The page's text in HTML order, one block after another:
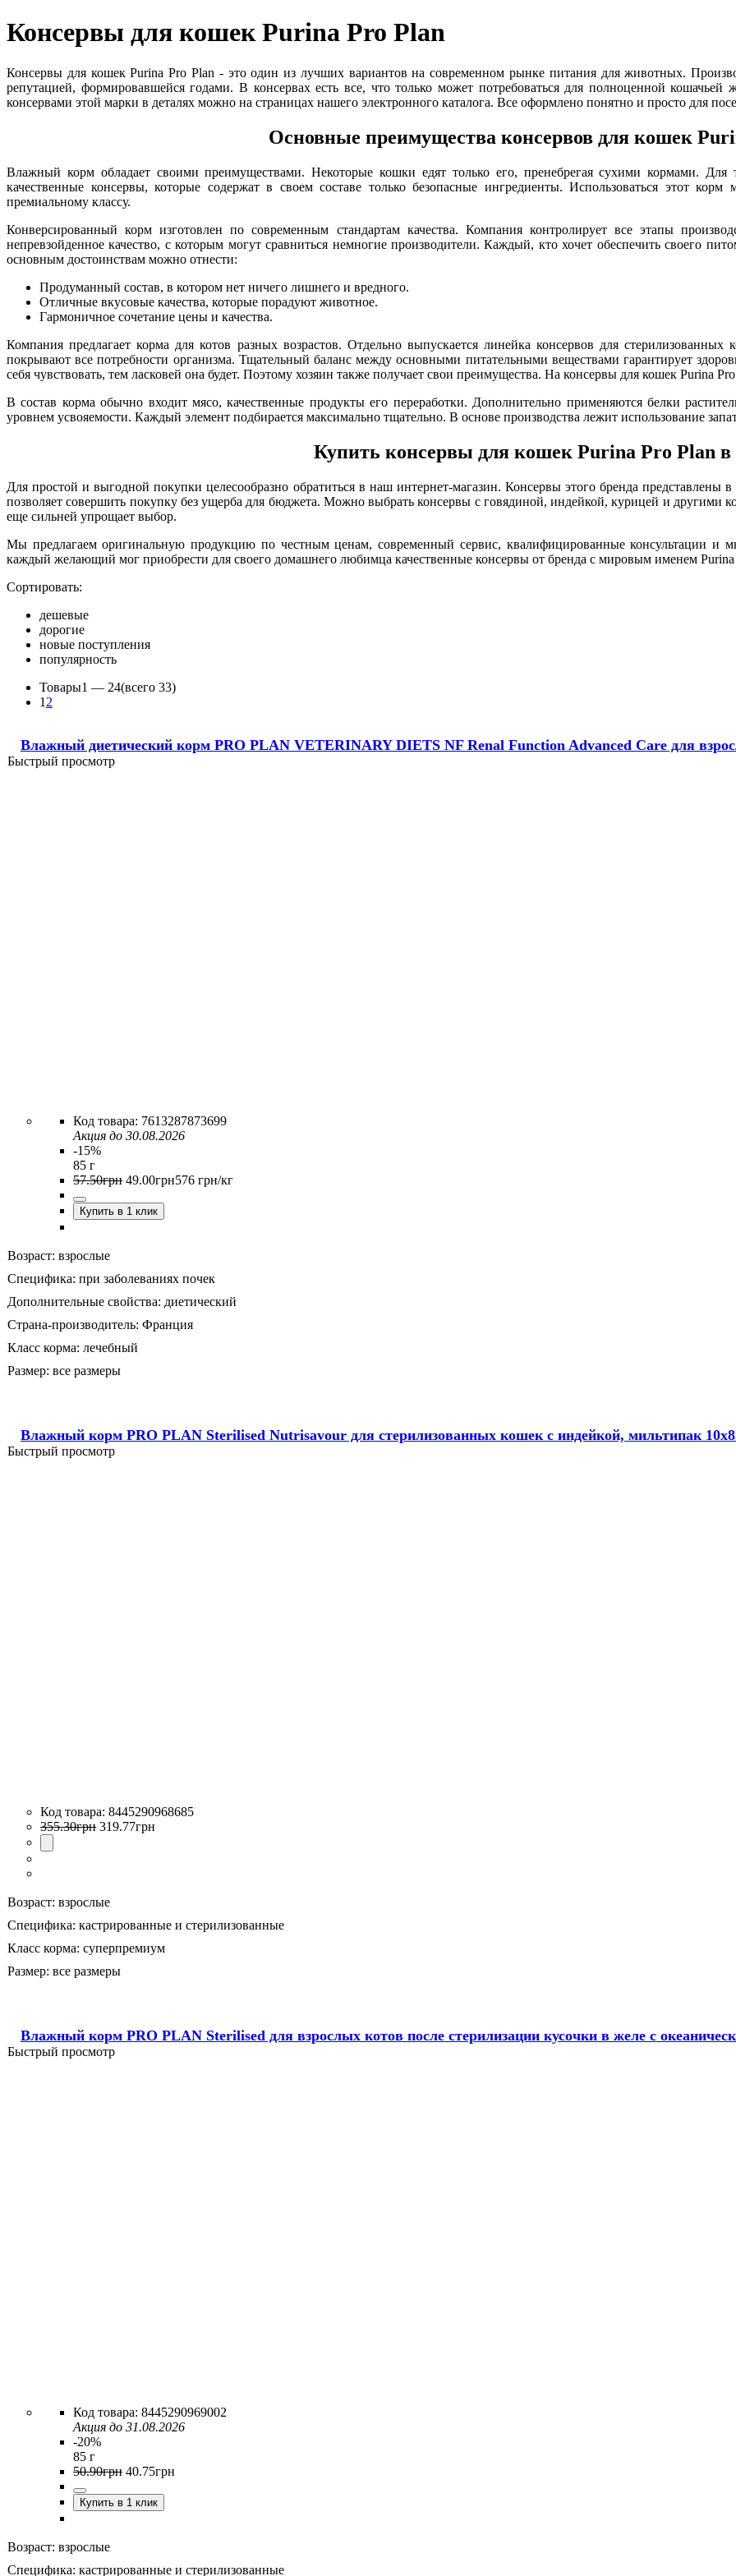
Консервы для кошек Purina Pro Plan
Консервы для кошек Purina Pro Plan - это один из лучших вариантов на современном рынке питания для животных.
репутацией, формировавшейся годами. В консервах есть все, что только может потребоваться для полноценной
консервами этой марки в деталях можно на страницах нашего электронного каталога. Все оформлено понятно и просто для
Основные преимущества консервов для кошек
Влажный корм обладает своими преимуществами. Некоторые кошки едят только его, пренебрегая сухими кормами.
качественные консервы, которые содержат в своем составе только безопасные ингредиенты. Использоваться этот
премиальному классу.
Конверсированный корм изготовлен по современным стандартам качества. Компания контролирует все этапы
непревзойденное качество, с которым могут сравниться немногие производители. Каждый, кто хочет обеспечить своего
основным достоинствам можно отнести:
Продуманный состав, в котором нет ничего лишнего и вредного.
Отличные вкусовые качества, которые порадуют животное.
Гармоничное сочетание цены и качества.
Компания предлагает корма для котов разных возрастов. Отдельно выпускается линейка консервов для
покрывают все потребности организма. Тщательный баланс между основными питательными веществами гарантирует
себя чувствовать, тем ласковей она будет. Поэтому хозяин также получает свои преимущества. На консервы для кошек Purina
В состав корма обычно входит мясо, качественные продукты его переработки. Дополнительно применяются белки
уровнем усвояемости. Каждый элемент подбирается максимально тщательно. В основе производства лежит использование
Купить консервы для кошек Purina Pro Plan в
Для простой и выгодной покупки целесообразно обратиться в наш интернет-магазин. Консервы этого бренда
позволяет совершить покупку без ущерба для бюджета. Можно выбрать консервы с говядиной, индейкой, курицей и
еще сильней упрощает выбор.
Мы предлагаем оригинальную продукцию по честным ценам, современный сервис, квалифицированные консультации и
каждый желающий мог приобрести для своего домашнего любимца качественные консервы от бренда с мировым именем Purina
Сортировать:
дешевые
дорогие
новые поступления
популярность
Товары1 — 24(всего 33)
1 2
Влажный диетический корм PRO PLAN VETERINARY DIETS NF Renal Function Advanced Care для
Быстрый просмотр
7613287873699
Акция до 30.08.2026
-15%
85 г
57.50грн 49.00грн576 грн/кг
Купить в 1 клик
Возраст: взрослые
Специфика: при заболеваниях почек
Дополнительные свойства: диетический
Страна-производитель: Франция
Класс корма: лечебный
Размер: все размеры
Влажный корм PRO PLAN Sterilised Nutrisavour для стерилизованных кошек с индейкой, мильтипак
Быстрый просмотр
8445290968685
355.30грн 319.77грн
Возраст: взрослые
Специфика: кастрированные и стерилизованные
Класс корма: суперпремиум
Размер: все размеры
Влажный корм PRO PLAN Sterilised для взрослых котов после стерилизации кусочки в желе с
Быстрый просмотр
8445290969002
Акция до 31.08.2026
-20%
85 г
50.90грн 40.75грн
Купить в 1 клик
Возраст: взрослые
Специфика: кастрированные и стерилизованные